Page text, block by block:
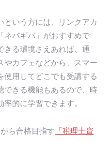
という方には、リンクアカ
ネバギバ」がおすすめで
きる環境さえあれば、通
やカフェなどから、スマー
使用してどこでも受講する
できる機能もあるので、時
的に学習できます。
ら合格目指す 「税理士資